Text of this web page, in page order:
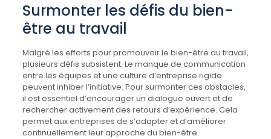
Surmonter les défis du bien-
être au travail
Malgré les efforts pour promouvoir le bien-être au travail,
plusieurs défis subsistent. Le manque de communication
entre les équipes et une culture d’entreprise rigide
peuvent inhiber l’initiative. Pour surmonter ces obstacles,
il est essentiel d’encourager un dialogue ouvert et de
rechercher activement des retours d’expérience. Cela
permet aux entreprises de s’adapter et d’améliorer
continuellement leur approche du bien-être.